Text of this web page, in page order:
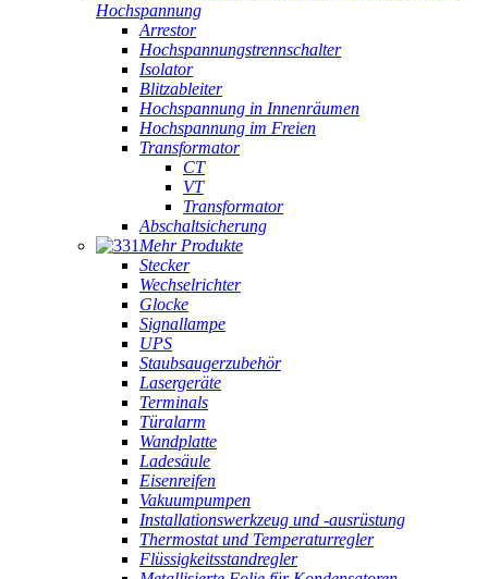
Hochspannung
Arrestor
Hochspannungstrennschalter
Isolator
Blitzableiter
Hochspannung in Innenräumen
Hochspannung im Freien
Transformator
CT
VT
Transformator
Abschaltsicherung
Mehr Produkte
Stecker
Wechselrichter
Glocke
Signallampe
UPS
Staubsaugerzubehör
Lasergeräte
Terminals
Türalarm
Wandplatte
Ladesäule
Eisenreifen
Vakuumpumpen
Installationswerkzeug und -ausrüstung
Thermostat und Temperaturregler
Flüssigkeitsstandregler